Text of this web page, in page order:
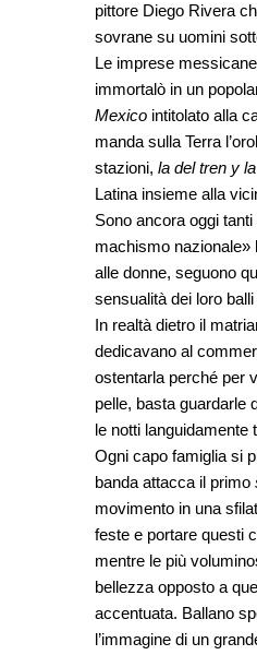
pittore Diego Rivera
sovrane su uomini
Le imprese
immortalò in un
Mexico intitolato alla
manda sulla Terra
stazioni, la del tren y
Latina insieme alla
Sono ancora oggi
machismo nazionale»
alle donne, seguono
sensualità dei loro
In realtà dietro il
dedicavano al
ostentarla perché per
pelle, basta guardarle
le notti languidamente
Ogni capo famiglia si
banda attacca il primo
movimento in una
feste e portare questi
mentre le più
bellezza opposto a
accentuata. Ballano
l’immagine di un